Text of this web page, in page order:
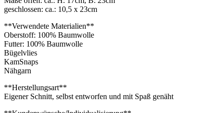
geschlossen: ca.: 10,5 x 23cm
**Verwendete Materialien**
Oberstoff: 100% Baumwolle
Futter: 100% Baumwolle
Bügelvlies
KamSnaps
Nähgarn
**Herstellungsart**
Eigener Schnitt, selbst entworfen und mit Spaß genäht